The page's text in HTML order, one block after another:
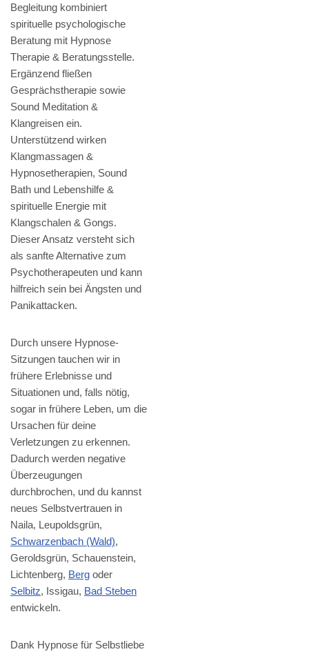
Begleitung kombiniert
spirituelle psychologische
Beratung mit Hypnose
Therapie & Beratungsstelle.
Ergänzend fließen
Gesprächstherapie sowie
Sound Meditation &
Klangreisen ein.
Unterstützend wirken
Klangmassagen &
Hypnosetherapien, Sound
Bath und Lebenshilfe &
spirituelle Energie mit
Klangschalen & Gongs.
Dieser Ansatz versteht sich
als sanfte Alternative zum
Psychotherapeuten und kann
hilfreich sein bei Ängsten und
Panikattacken.
Durch unsere Hypnose-
Sitzungen tauchen wir in
frühere Erlebnisse und
Situationen und, falls nötig,
sogar in frühere Leben, um die
Ursachen für deine
Verletzungen zu erkennen.
Dadurch werden negative
Überzeugungen
durchbrochen, und du kannst
neues Selbstvertrauen in
Naila, Leupoldsgrün,
Schwarzenbach (Wald),
Geroldsgrün, Schauenstein,
Lichtenberg, Berg oder
Selbitz, Issigau, Bad Steben
entwickeln.
Dank Hypnose für Selbstliebe